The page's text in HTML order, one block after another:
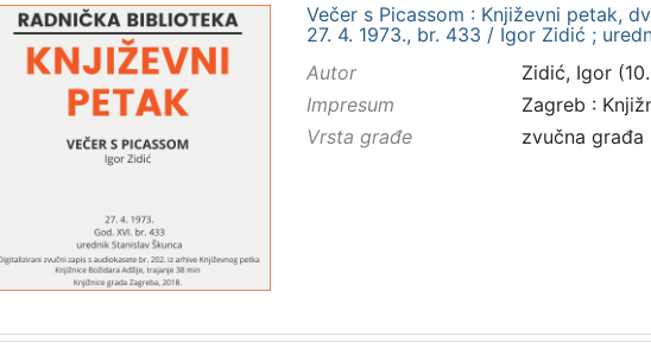
Večer s Picassom : Književni petak,
27. 4. 1973., br. 433 / Igor Zidić ;
Autor
Zidić, Igor
Impresum
Zagreb :
Vrsta građe
zvučna građa